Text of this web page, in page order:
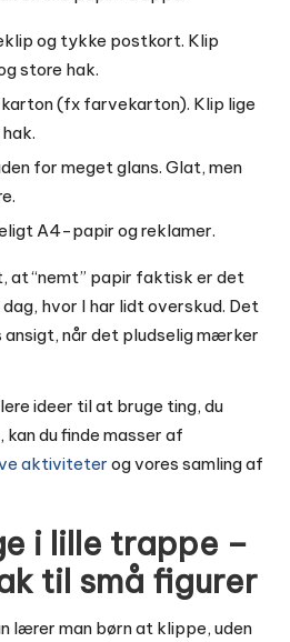
og tykke postkort. Klip
store hak.
karton (fx farvekarton). Klip lige
for meget glans. Glat, men
A4-papir og reklamer.
at “nemt” papir faktisk er det
hvor I har lidt overskud. Det
når det pludselig mærker
ideer til at bruge ting, du
du finde masser af
aktiviteter og vores samling af
i lille trappe –
til små figurer
lærer man børn at klippe, uden